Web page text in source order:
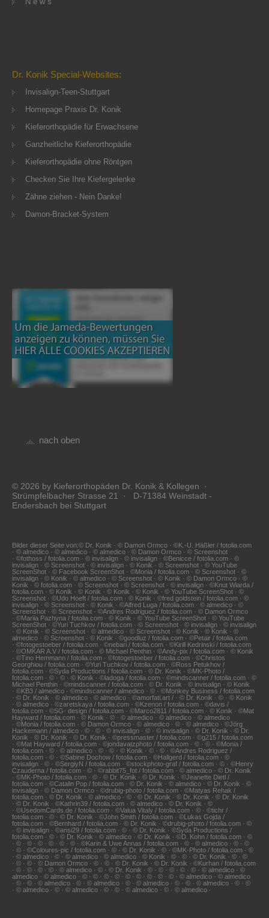
N e w s
Dr. Konik Special-Websites:
Invisalign-Teen-Stuttgart
Homepage Praxis Dr. Konik
Kieferorthopädie für Erwachsene
Ganzheitliche Kieferorthopädie
Kieferorthopädie ohne Röntgen
Checken Sie Ihre Kiefergelenke
Zähne ziehen - Nein Danke!
Damon-Bracket-System
nach oben
© 2026 by Kieferorthopäden Dr. Konik & Kollegen ·
Strümpfelbacher Strasse 21 · D-71384 Weinstadt -
Endersbach bei Stuttgart
Bilder dieser Seite von:© Dr. Konik · © Damon Ormco · ©K.-U. Häßler / fotolia.com
· © almedico · © almedico · © almedico · © Damon Ormco · © Screenshot
· ©fothoss / fotolia.com · © invisalign · © invisalign · ©Benicce / fotolia.com · ©
invisalign · © Screenshot · © invisalign · © Konik · © Screenshot · © YouTube
ScreenShot · © Facebook ScreenShot · ©Monia / fotolia.com · © Screenshot · ©
invisalign · © Konik · © almedico · © Screenshot · © Konik · © Damon Ormco · ©
Konik · © fotolia.com · © Screenshot · © Screenshot · © invisalign · ©Knut Wiarda /
fotolia.com · © Konik · © Konik · © Konik · © Konik · © YouTube ScreenShot · ©
Screenshot · ©Udo Hoeft / fotolia.com · © Konik · ©fred goldstein / fotolia.com · ©
invisalign · © Screenshot · © Konik · ©Alfred Luga / fotolia.com · © almedico · ©
Screenshot · © Screenshot · ©Andres Rodriguez / fotolia.com · © Damon Ormco
· ©Mariia Pazhyna / fotolia.com · © Konik · © YouTube ScreenShot · © YouTube
ScreenShot · ©Yuri Tuchkov / fotolia.com · © Screenshot · © invisalign · © invisalign
· © Konik · © Screenshot · © almedico · © Screenshot · © Konik · © Konik · ©
almedico · © Screenshot · © Konik · ©goodluz / fotolia.com · ©Petair / fotolia.com
· ©fotogestoeber / fotolia.com · ©nebari / fotolia.com · ©Kirill Kedrinski / fotolia.com
· ©OMKAR A.V / fotolia.com · © Michael Penthin · ©Andy-pix / fotolia.com · © Konik
· ©Tino Hemmann / fotolia.com · ©fotogestoeber / fotolia.com · ©Christos
Georghiou / fotolia.com · ©Yuri Tuchkov / fotolia.com · ©Ross Petukhov /
fotolia.com · ©Syda Productions / fotolia.com · © Dr. Konik · ©MK-Photo /
fotolia.com · © · © · © Konik · ©ladoga / fotolia.com · ©mindscanner / fotolia.com · ©
Michael Penthin · ©mindscanner / fotolia.com · © Dr. Konik · © invisalign · © Konik
· ©KB3 / almedico · ©mindscanner / almedico · © · ©Monkey Business / fotolia.com
· © Dr. Konik · © almedico · © almedico · ©amorfati.art / · © Dr. Konik · © · © Konik
· © almedico · ©zaretskaya / fotolia.com · ©Kzenon / fotolia.com · ©davis /
fotolia.com · ©SG- design / fotolia.com · ©Marco2811 / fotolia.com · © Konik · ©Mat
Hayward / fotolia.com · © Konik · © · © almedico · © almedico · © almedico
· ©Monia / fotolia.com · © Damon Ormco · © almedico · © · © almedico · ©Jörg
Hackemann / almedico · © · © · © invisalign · © · © invisalign · © Dr. Konik · © Dr.
Konik · © Dr. Konik · © Dr. Konik · ©pressmaster / fotolia.com · ©g215 / fotolia.com
· ©Mat Hayward / fotolia.com · ©jondavatzphoto / fotolia.com · © · © · ©Monia /
fotolia.com · © · © almedico · © · © · © Konik · © · © · ©Andres Rodriguez /
fotolia.com · © · ©Sabine Dochow / fotolia.com · ©Hallgerd / fotolia.com · ©
invisalign · © · ©SergiyN / fotolia.com · ©stockphoto-graf / fotolia.com · © · ©Henry
Czauderna / fotolia.com · © · ©rabbit75_fot / fotolia.com · © almedico · © Dr. Konik
· ©MK-Photo / fotolia.com · © · © Dr. Konik · © Dr. Konik · ©Jeanette Dietl /
fotolia.com · ©Catalin Pop / fotolia.com · © Dr. Konik · © almedico · © Dr. Konik · ©
invisalign · © Damon Ormco · ©drubig-photo / fotolia.com · ©Matyas Rehak /
fotolia.com · © Dr. Konik · © almedico · © · © Dr. Konik · © Dr. Konik · © Dr. Konik
· © Dr. Konik · ©Kathrin39 / fotolia.com · © almedico · © Dr. Konik · ©
· ©UsedomCards.de / fotolia.com · ©Valua Vitaly / fotolia.com · © · ©tichr /
fotolia.com · © · © Dr. Konik · ©John Smith / fotolia.com · ©Lukas Gojda /
fotolia.com · ©Bernhard / fotolia.com · © Dr. Konik · ©drubig-photo / fotolia.com · ©
· © invisalign · ©ansi29 / fotolia.com · © · © Dr. Konik · ©Syda Productions /
fotolia.com · © · © Dr. Konik · © almedico · © Dr. Konik · ©D. Kohn / fotolia.com · ©
· © · © · © · © · © · © · ©Karin & Uwe Annas / fotolia.com · © · © almedico · © · ©
· © · ©Coloures-pic / fotolia.com · © · © Dr. Konik · © · ©MK-Photo / fotolia.com · ©
· © almedico · © · © almedico · © almedico · © Konik · © · © · © Dr. Konik · © · ©
· © · © · © Damon Ormco · © · © · © Dr. Konik · © Dr. Konik · ©Kurhan / fotolia.com
· © · © · © · © · © almedico · © · © Dr. Konik · © · © · © · © · © · © almedico · ©
almedico · © almedico · © · © · © · © · © · © · © · © · © · © almedico · © almedico
· © · © · © almedico · © · © almedico · © · © almedico · © · © · © almedico · © · ©
· © almedico · © · © almedico · © · © · © almedico · © · © almedico ·